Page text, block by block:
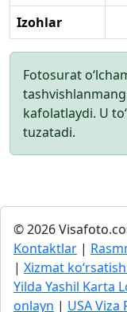
Izohlar
Fotosurat
kafolatlaydi. U
tuzatadi.
© 2026
Kontaktlar |
| Xizmat
Yilda Yashil Karta
onlayn | USA Viza